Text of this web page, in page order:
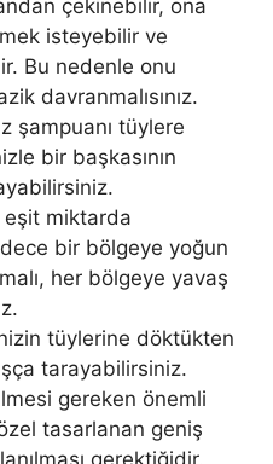
çekinebilir, ona
isteyebilir ve
Bu nedenle onu
davranmalısınız.
şampuanı tüylere
bir başkasının
eşit miktarda
bir bölgeye yoğun
her bölgeye yavaş
tüylerine döktükten
tarayabilirsiniz.
gereken önemli
tasarlanan geniş